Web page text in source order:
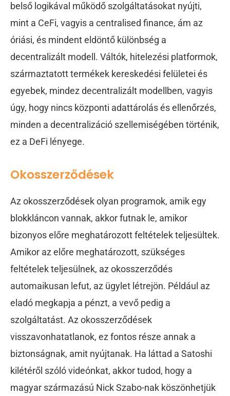
belső logikával működő szolgáltatásokat nyújti,
mint a CeFi, vagyis a centralised finance, ám az
óriási, és mindent eldöntő különbség a
decentralizált modell. Váltók, hitelezési platformok,
származtatott termékek kereskedési felületei és
egyebek, mindez decentralizált modellben, vagyis
úgy, hogy nincs központi adattárolás és ellenőrzés,
minden a decentralizáció szellemiségében történik,
ez a DeFi lényege.
Okosszerződések
Az okosszerződések olyan programok, amik egy
blokkláncon vannak, akkor futnak le, amikor
bizonyos előre meghatározott feltételek teljesültek.
Amikor az előre meghatározott, szükséges
feltételek teljesülnek, az okosszerződés
automaikusan lefut, az ügylet létrejön. Például az
eladó megkapja a pénzt, a vevő pedig a
szolgáltatást. Az okosszerződések
visszavonhatatlanok, ez fontos része annak a
biztonságnak, amit nyújtanak. Ha láttad a Satoshi
kilétéről szóló videónkat, akkor tudod, hogy a
magyar származású Nick Szabo-nak köszönhetjük